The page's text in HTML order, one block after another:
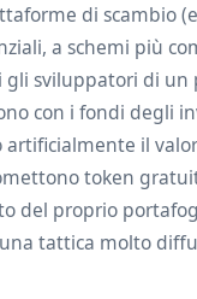
di scambio
a schemi più
gli sviluppatori di
con i fondi degli
il
token
del proprio
tattica molto